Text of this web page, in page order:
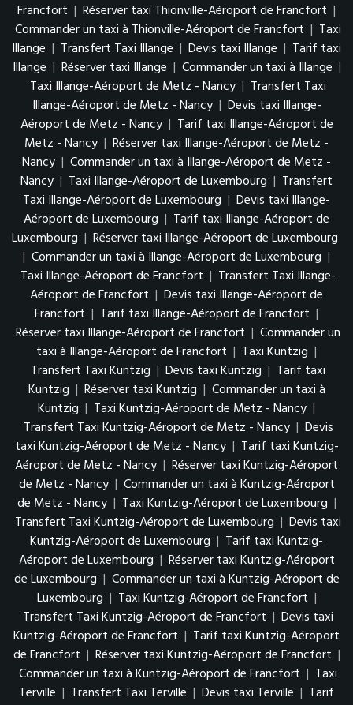
Francfort | Réserver taxi Thionville-Aéroport de Francfort |
Commander un taxi à Thionville-Aéroport de Francfort | Taxi
Illange | Transfert Taxi Illange | Devis taxi Illange | Tarif taxi
Illange | Réserver taxi Illange | Commander un taxi à Illange |
Taxi Illange-Aéroport de Metz - Nancy | Transfert Taxi
Illange-Aéroport de Metz - Nancy | Devis taxi Illange-
Aéroport de Metz - Nancy | Tarif taxi Illange-Aéroport de
Metz - Nancy | Réserver taxi Illange-Aéroport de Metz -
Nancy | Commander un taxi à Illange-Aéroport de Metz -
Nancy | Taxi Illange-Aéroport de Luxembourg | Transfert
Taxi Illange-Aéroport de Luxembourg | Devis taxi Illange-
Aéroport de Luxembourg | Tarif taxi Illange-Aéroport de
Luxembourg | Réserver taxi Illange-Aéroport de Luxembourg
| Commander un taxi à Illange-Aéroport de Luxembourg |
Taxi Illange-Aéroport de Francfort | Transfert Taxi Illange-
Aéroport de Francfort | Devis taxi Illange-Aéroport de
Francfort | Tarif taxi Illange-Aéroport de Francfort |
Réserver taxi Illange-Aéroport de Francfort | Commander un
taxi à Illange-Aéroport de Francfort | Taxi Kuntzig |
Transfert Taxi Kuntzig | Devis taxi Kuntzig | Tarif taxi
Kuntzig | Réserver taxi Kuntzig | Commander un taxi à
Kuntzig | Taxi Kuntzig-Aéroport de Metz - Nancy |
Transfert Taxi Kuntzig-Aéroport de Metz - Nancy | Devis
taxi Kuntzig-Aéroport de Metz - Nancy | Tarif taxi Kuntzig-
Aéroport de Metz - Nancy | Réserver taxi Kuntzig-Aéroport
de Metz - Nancy | Commander un taxi à Kuntzig-Aéroport
de Metz - Nancy | Taxi Kuntzig-Aéroport de Luxembourg |
Transfert Taxi Kuntzig-Aéroport de Luxembourg | Devis taxi
Kuntzig-Aéroport de Luxembourg | Tarif taxi Kuntzig-
Aéroport de Luxembourg | Réserver taxi Kuntzig-Aéroport
de Luxembourg | Commander un taxi à Kuntzig-Aéroport de
Luxembourg | Taxi Kuntzig-Aéroport de Francfort |
Transfert Taxi Kuntzig-Aéroport de Francfort | Devis taxi
Kuntzig-Aéroport de Francfort | Tarif taxi Kuntzig-Aéroport
de Francfort | Réserver taxi Kuntzig-Aéroport de Francfort |
Commander un taxi à Kuntzig-Aéroport de Francfort | Taxi
Terville | Transfert Taxi Terville | Devis taxi Terville | Tarif